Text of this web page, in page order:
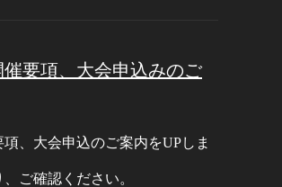
催要項、大会申込みのご
、大会申込のご案内をUPしま
ご確認ください。